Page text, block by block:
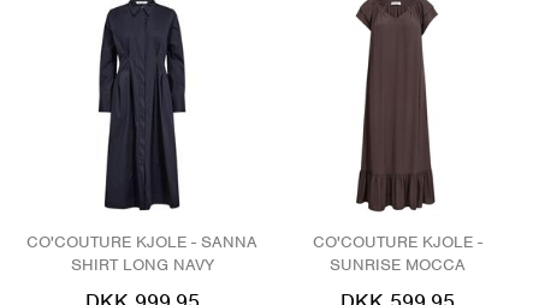
CO'COUTURE KJOLE - SANNA
SHIRT LONG NAVY
CO'COUTURE KJOLE -
SUNRISE MOCCA